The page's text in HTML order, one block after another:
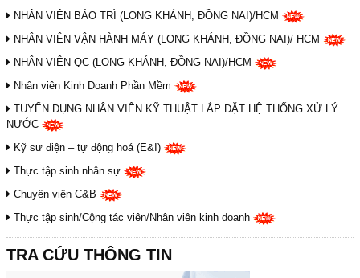
NHÂN VIÊN BẢO TRÌ (LONG KHÁNH, ĐỒNG NAI)/HCM
NHÂN VIÊN VẬN HÀNH MÁY (LONG KHÁNH, ĐỒNG NAI)/ HCM
NHÂN VIÊN QC (LONG KHÁNH, ĐỒNG NAI)/HCM
Nhân viên Kinh Doanh Phần Mềm
TUYỂN DỤNG NHÂN VIÊN KỸ THUẬT LẮP ĐẶT HỆ THỐNG XỬ LÝ
NƯỚC
Kỹ sư điện – tự động hoá (E&I)
Thực tập sinh nhân sự
Chuyên viên C&B
Thực tập sinh/Cộng tác viên/Nhân viên kinh doanh
TRA CỨU THÔNG TIN